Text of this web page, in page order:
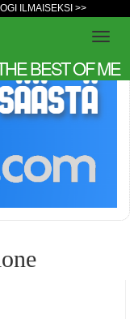
ILMAISEKSI >>
BEST OF ME